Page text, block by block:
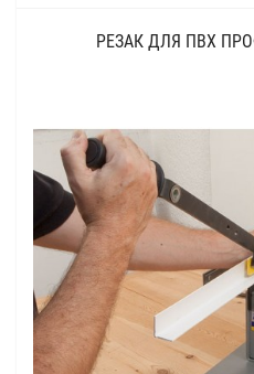
РЕЗАК ДЛЯ ПВХ